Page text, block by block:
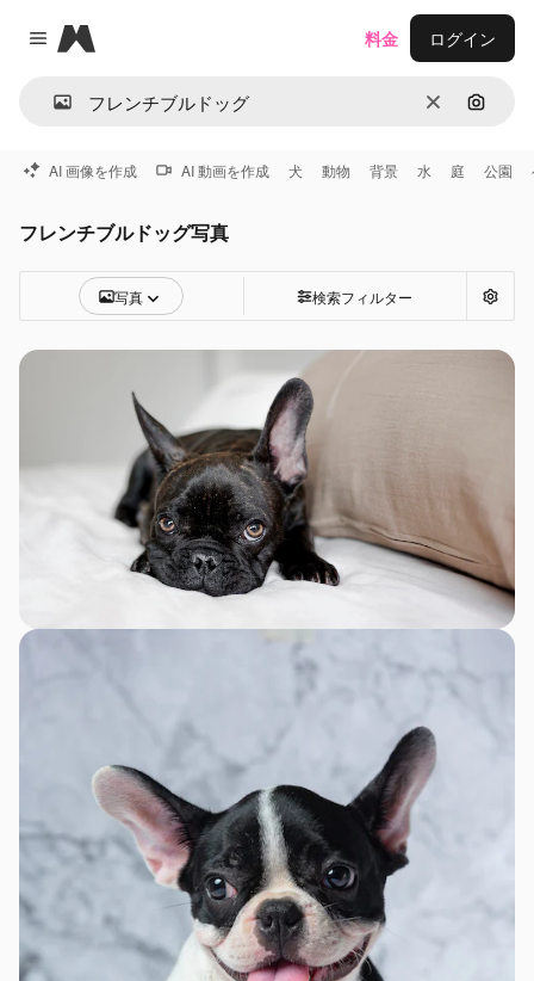
Close menu
Magnific
消去 画像で
料金 ログイン
AI 画像を作成 AI 動画を作成 犬 動物 背景 水 庭 公園
フレンチブルドッグ写真
写真 検索フィルター